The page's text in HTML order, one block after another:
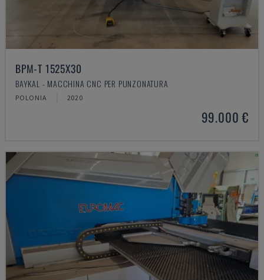
BPM-T 1525X30
BAYKAL - MACCHINA CNC PER PUNZONATURA
POLONIA 2020
99.000 €